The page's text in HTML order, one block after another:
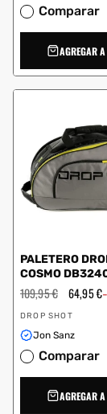
Comparar
AGREGAR A
PALETERO
COSMO
Precio
habitual
109,95 € Precio
oferta
64,95 €
Proveedor:
DROP SHOT
Jon Sanz
Comparar
AGREGAR A